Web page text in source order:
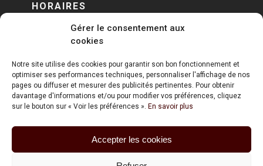
Gérer le consentement aux
cookies
Notre site utilise des cookies pour garantir son bon fonctionnement et
optimiser ses performances techniques, personnaliser l'affichage de nos
pages ou diffuser et mesurer des publicités pertinentes. Pour obtenir
davantage d'informations et/ou pour modifier vos préférences, cliquez
sur le bouton sur « Voir les préférences ». En savoir plus
Accepter les cookies
HORAIRES
DU LUNDI AU VENDREDI